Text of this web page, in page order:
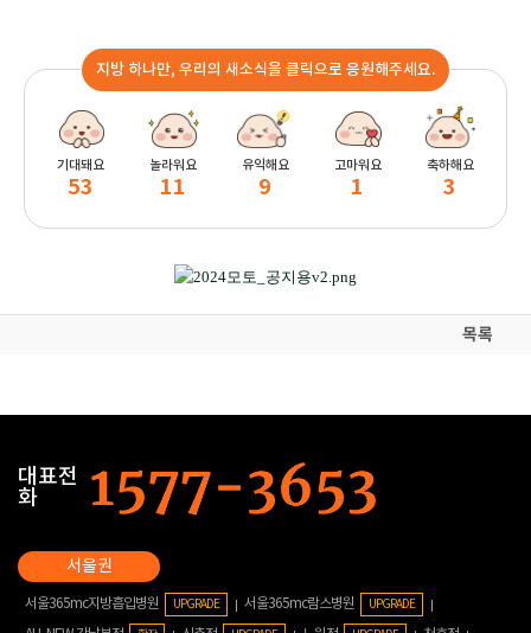
지방 하나만, 우리의 새소식을 클릭으로 응원해주세요.
기대돼요
53
놀라워요
11
유익해요
9
고마워요
1
축하해요
3
목록
대표전
화
서울365mc지방흡입병원 UPGRADE 서울365mc람스병원 UPGRADE